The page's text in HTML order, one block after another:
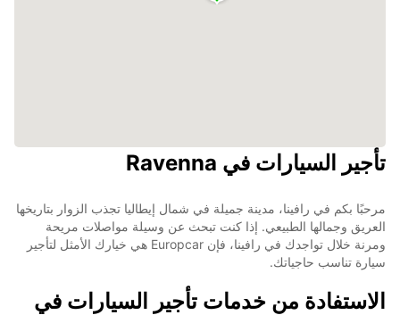
تأجير السيارات في Ravenna
مرحبًا بكم في رافينا، مدينة جميلة في شمال إيطاليا تجذب الزوار بتاريخها
العريق وجمالها الطبيعي. إذا كنت تبحث عن وسيلة مواصلات مريحة
ومرنة خلال تواجدك في رافينا، فإن Europcar هي خيارك الأمثل لتأجير
سيارة تناسب حاجياتك.
الاستفادة من خدمات تأجير السيارات في